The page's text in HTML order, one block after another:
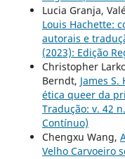
Lucia Granja,
Louis Hachette:
autorais e
(2023): Edição
Christopher
Berndt, James
ética queer da
Tradução: v. 42
Contínuo)
Chengxu Wang,
Velho Carvoeiro